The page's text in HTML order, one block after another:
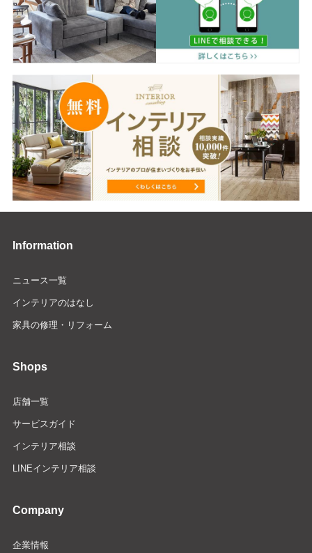
Information
ニュース一覧
インテリアのはなし
家具の修理・リフォーム
Shops
店舗一覧
サービスガイド
インテリア相談
LINEインテリア相談
Company
企業情報